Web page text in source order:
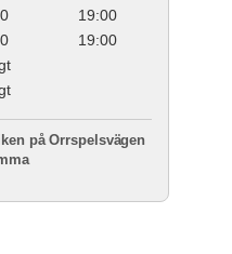
19:00
19:00
på Orrspelsvägen